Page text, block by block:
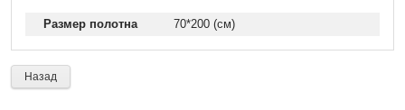
Размер полотна 70*200 (см)
Назад